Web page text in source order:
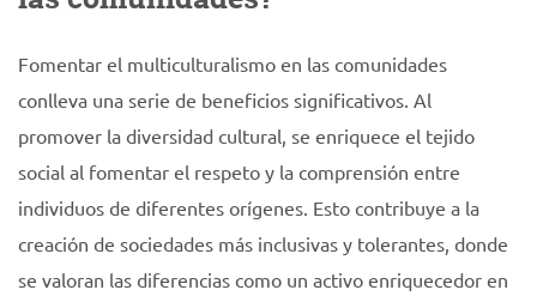
Fomentar el multiculturalismo en las comunidades
conlleva una serie de beneficios significativos. Al
promover la diversidad cultural, se enriquece el tejido
social al fomentar el respeto y la comprensión entre
individuos de diferentes orígenes. Esto contribuye a la
creación de sociedades más inclusivas y tolerantes, donde
se valoran las diferencias como un activo enriquecedor en